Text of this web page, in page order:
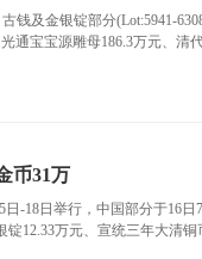
钱及金银锭部分(Lot:5941-
通宝宝源雕母186.3万元、清
币31万
-18日举行，中国部分于16
12.33万元、宣统三年大清铜